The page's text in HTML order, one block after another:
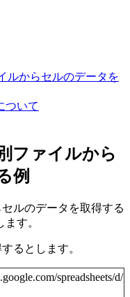
ルからセルのデータを
ついて
ファイルから
例
ルのデータを取得する
す。
るとします。
spreadsheets/d/